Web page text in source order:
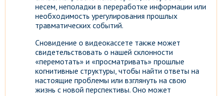
несем, неполадки в переработке информации или
необходимость урегулирования прошлых
травматических событий.
Сновидение о видеокассете также может
свидетельствовать о нашей склонности
«перемотать» и «просматривать» прошлые
когнитивные структуры, чтобы найти ответы на
настоящие проблемы или взглянуть на свою
жизнь с новой перспективы. Оно может